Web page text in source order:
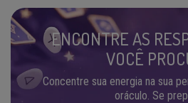
ENCONTRE AS
VOCÊ
Concentre sua energia na sua
oráculo. Se